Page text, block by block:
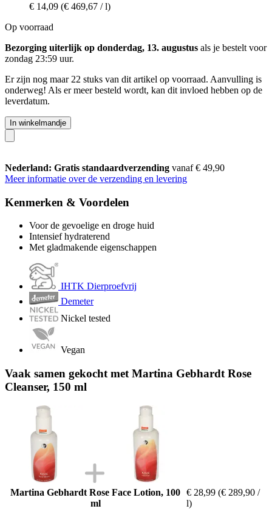
€ 14,09 (€ 469,67 / l)
Op voorraad
Bezorging uiterlijk op donderdag, 13. augustus als je bestelt voor
zondag 23:59 uur.
Er zijn nog maar 22 stuks van dit artikel op voorraad. Aanvulling is
onderweg! Als er meer besteld wordt, kan dit invloed hebben op de
leverdatum.
In winkelmandje
Nederland: Gratis standaardverzending vanaf € 49,90
Meer informatie over de verzending en levering
Kenmerken & Voordelen
Voor de gevoelige en droge huid
Intensief hydraterend
Met gladmakende eigenschappen
IHTK Dierproefvrij
Demeter
Nickel tested
Vegan
Vaak samen gekocht met Martina Gebhardt Rose
Cleanser, 150 ml
Martina Gebhardt Rose Face Lotion, 100
ml
€ 28,99 (€ 289,90 /
l)